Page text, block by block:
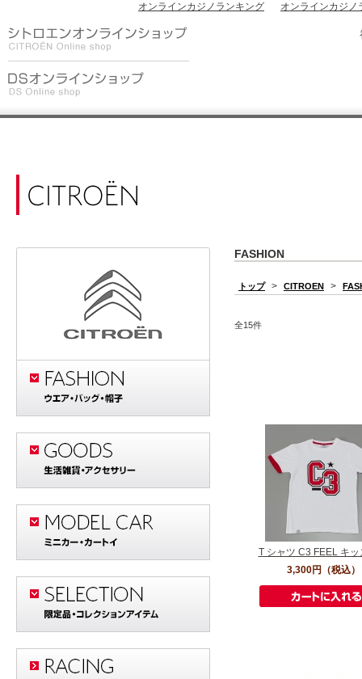
オンラインカジノランキング オンラインカジノ
FASHION
トップ > CITROEN >
全15件
T シャツ C3 FEEL キッ
3,300円
（税込）